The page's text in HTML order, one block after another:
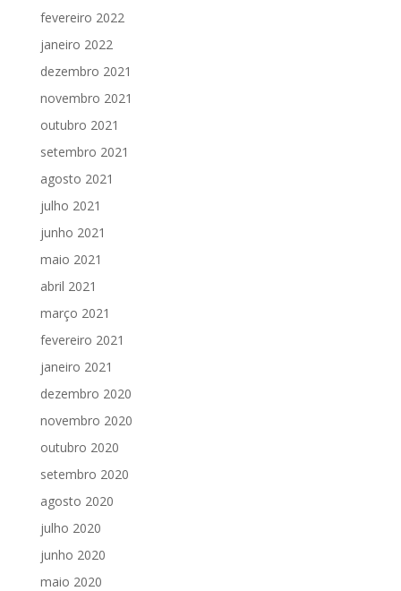
fevereiro 2022
janeiro 2022
dezembro 2021
novembro 2021
outubro 2021
setembro 2021
agosto 2021
julho 2021
junho 2021
maio 2021
abril 2021
março 2021
fevereiro 2021
janeiro 2021
dezembro 2020
novembro 2020
outubro 2020
setembro 2020
agosto 2020
julho 2020
junho 2020
maio 2020